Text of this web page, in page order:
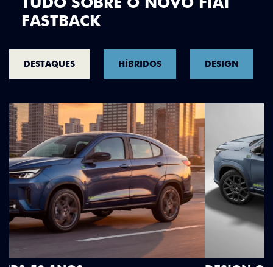
FASTBACK
DESTAQUES HÍBRIDOS DESIGN